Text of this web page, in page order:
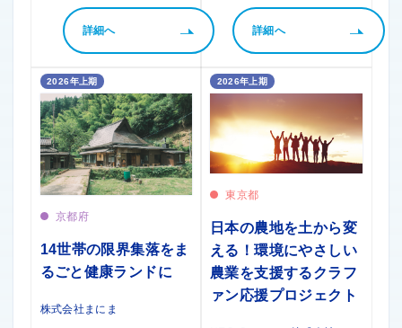
詳細へ 詳細へ
2026年上期
京都府
14世帯の限界集落をま
るごと健康ランドに
株式会社まにま
2026年上期
東京都
日本の農地を土から変
える！環境にやさしい
農業を支援するクラフ
ァン応援プロジェクト